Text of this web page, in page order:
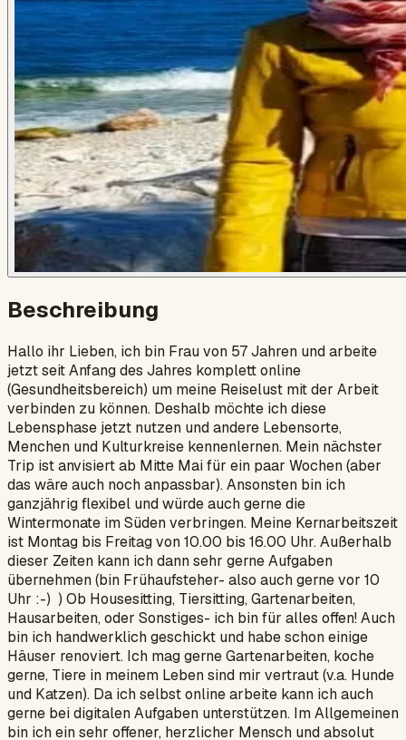
Beschreibung
Hallo ihr Lieben, ich bin Frau von 57 Jahren und arbeite
jetzt seit Anfang des Jahres komplett online
(Gesundheitsbereich) um meine Reiselust mit der Arbeit
verbinden zu können. Deshalb möchte ich diese
Lebensphase jetzt nutzen und andere Lebensorte,
Menchen und Kulturkreise kennenlernen. Mein nächster
Trip ist anvisiert ab Mitte Mai für ein paar Wochen (aber
das wäre auch noch anpassbar). Ansonsten bin ich
ganzjährig flexibel und würde auch gerne die
Wintermonate im Süden verbringen. Meine Kernarbeitszeit
ist Montag bis Freitag von 10.00 bis 16.00 Uhr. Außerhalb
dieser Zeiten kann ich dann sehr gerne Aufgaben
übernehmen (bin Frühaufsteher- also auch gerne vor 10
Uhr :-) ) Ob Housesitting, Tiersitting, Gartenarbeiten,
Hausarbeiten, oder Sonstiges- ich bin für alles offen! Auch
bin ich handwerklich geschickt und habe schon einige
Häuser renoviert. Ich mag gerne Gartenarbeiten, koche
gerne, Tiere in meinem Leben sind mir vertraut (v.a. Hunde
und Katzen). Da ich selbst online arbeite kann ich auch
gerne bei digitalen Aufgaben unterstützen. Im Allgemeinen
bin ich ein sehr offener, herzlicher Mensch und absolut